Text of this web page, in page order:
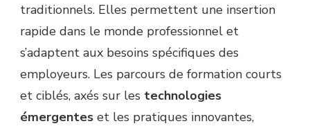
traditionnels. Elles permettent une insertion
rapide dans le monde professionnel et
s’adaptent aux besoins spécifiques des
employeurs. Les parcours de formation courts
et ciblés, axés sur les technologies
émergentes et les pratiques innovantes,